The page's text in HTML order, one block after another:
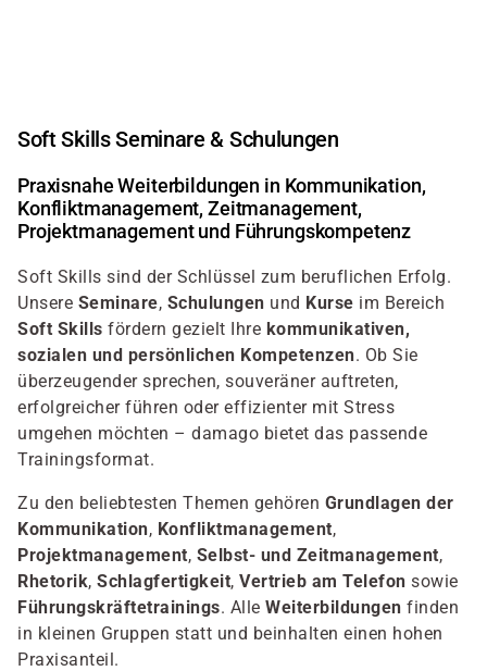
Soft Skills Seminare & Schulungen
Praxisnahe Weiterbildungen in Kommunikation,
Konfliktmanagement, Zeitmanagement,
Projektmanagement und Führungskompetenz
Soft Skills sind der Schlüssel zum beruflichen Erfolg.
Unsere Seminare, Schulungen und Kurse im Bereich
Soft Skills fördern gezielt Ihre kommunikativen,
sozialen und persönlichen Kompetenzen. Ob Sie
überzeugender sprechen, souveräner auftreten,
erfolgreicher führen oder effizienter mit Stress
umgehen möchten – damago bietet das passende
Trainingsformat.
Zu den beliebtesten Themen gehören Grundlagen der
Kommunikation, Konfliktmanagement,
Projektmanagement, Selbst- und Zeitmanagement,
Rhetorik, Schlagfertigkeit, Vertrieb am Telefon sowie
Führungskräftetrainings. Alle Weiterbildungen finden
in kleinen Gruppen statt und beinhalten einen hohen
Praxisanteil.